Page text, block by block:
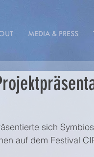
MEDIA & PRESS
sich
auf dem Festival